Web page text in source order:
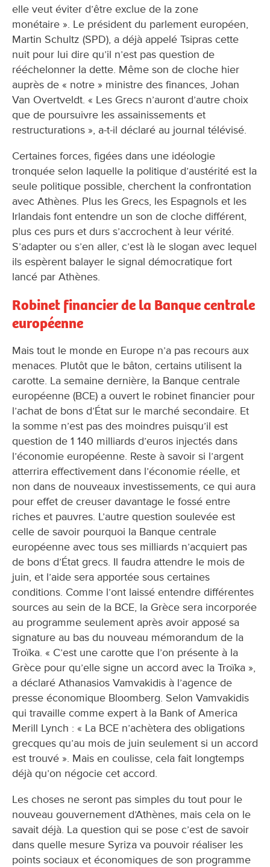
elle veut éviter d’être exclue de la zone
monétaire ». Le président du parlement européen,
Martin Schultz (SPD), a déjà appelé Tsipras cette
nuit pour lui dire qu’il n’est pas question de
rééchelonner la dette. Même son de cloche hier
auprès de « notre » ministre des finances, Johan
Van Overtveldt. « Les Grecs n’auront d’autre choix
que de poursuivre les assainissements et
restructurations », a-t-il déclaré au journal télévisé.
Certaines forces, figées dans une idéologie
tronquée selon laquelle la politique d’austérité est la
seule politique possible, cherchent la confrontation
avec Athènes. Plus les Grecs, les Espagnols et les
Irlandais font entendre un son de cloche différent,
plus ces purs et durs s’accrochent à leur vérité.
S’adapter ou s’en aller, c’est là le slogan avec lequel
ils espèrent balayer le signal démocratique fort
lancé par Athènes.
Robinet financier de la Banque centrale
européenne
Mais tout le monde en Europe n’a pas recours aux
menaces. Plutôt que le bâton, certains utilisent la
carotte. La semaine dernière, la Banque centrale
européenne (BCE) a ouvert le robinet financier pour
l’achat de bons d’État sur le marché secondaire. Et
la somme n’est pas des moindres puisqu’il est
question de 1 140 milliards d’euros injectés dans
l’économie européenne. Reste à savoir si l’argent
atterrira effectivement dans l’économie réelle, et
non dans de nouveaux investissements, ce qui aura
pour effet de creuser davantage le fossé entre
riches et pauvres. L’autre question soulevée est
celle de savoir pourquoi la Banque centrale
européenne avec tous ses milliards n’acquiert pas
de bons d’État grecs. Il faudra attendre le mois de
juin, et l’aide sera apportée sous certaines
conditions. Comme l’ont laissé entendre différentes
sources au sein de la BCE, la Grèce sera incorporée
au programme seulement après avoir apposé sa
signature au bas du nouveau mémorandum de la
Troïka. « C’est une carotte que l’on présente à la
Grèce pour qu’elle signe un accord avec la Troïka »,
a déclaré Athanasios Vamvakidis à l’agence de
presse économique Bloomberg. Selon Vamvakidis
qui travaille comme expert à la Bank of America
Merill Lynch : « La BCE n’achètera des obligations
grecques qu’au mois de juin seulement si un accord
est trouvé ». Mais en coulisse, cela fait longtemps
déjà qu’on négocie cet accord.
Les choses ne seront pas simples du tout pour le
nouveau gouvernement d’Athènes, mais cela on le
savait déjà. La question qui se pose c’est de savoir
dans quelle mesure Syriza va pouvoir réaliser les
points sociaux et économiques de son programme